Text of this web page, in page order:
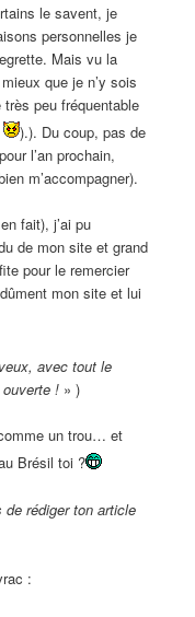
le savent, je
personnelles je
Mais vu la
que je n’y sois
peu fréquentable
).). Du coup, pas de
l’an prochain,
m’accompagner).
fait), j’ai pu
de mon site et grand
pour le remercier
mon site et lui
avec tout le
! » )
un trou… et
Brésil toi ?
de rédiger ton article
: